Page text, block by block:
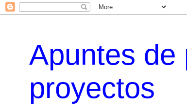
Apuntes de
proyectos